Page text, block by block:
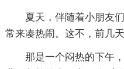
夏天，伴随着小朋友
常来凑热闹。这不，前几
那是一个闷热的下午